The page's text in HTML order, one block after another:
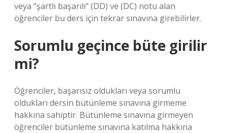
veya “şartlı başarılı” (DD) ve (DC) notu alan
öğrenciler bu ders için tekrar sınavına girebilirler.
Sorumlu geçince büte girilir
mi?
Öğrenciler, başarısız oldukları veya sorumlu
oldukları dersin bütünleme sınavına girmeme
hakkına sahiptir. Bütünleme sınavına girmeyen
öğrenciler bütünleme sınavına katılma hakkına